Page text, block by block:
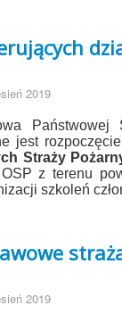
2019
jest rozpoczęcie
Straży
z terenu
szkoleń
2019